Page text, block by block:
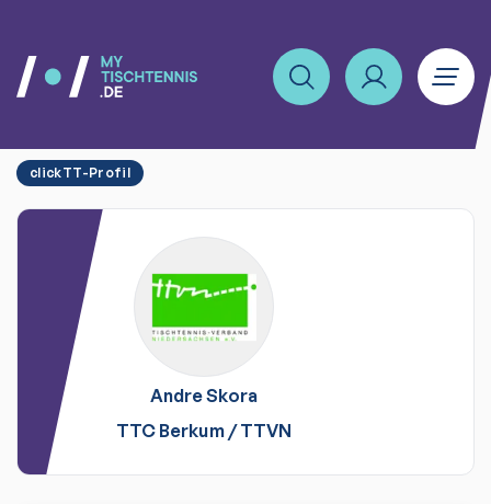
clickTT-Profil
AndreSkora
TTC Berkum/TTVN